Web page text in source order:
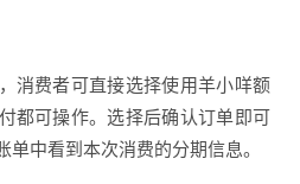
费者可直接选择使用羊小咩额
都可操作。选择后确认订单即可
中看到本次消费的分期信息。